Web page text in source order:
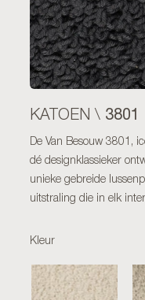
KATOEN \ 3801
De Van Besouw 3801,
dé designklassieker
unieke gebreide
uitstraling die in elk
Kleur